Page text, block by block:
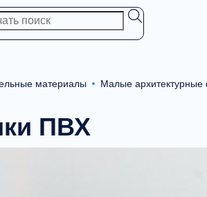
материалы Малые архитектурные
ПВХ